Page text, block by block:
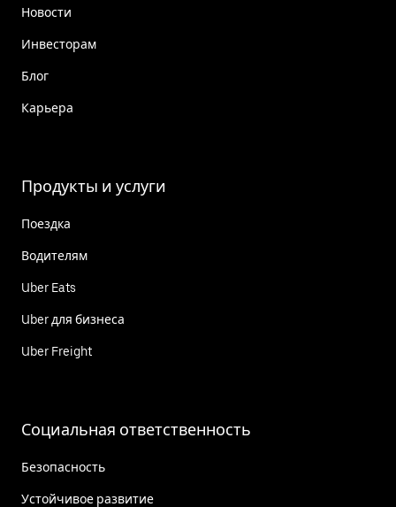
Новости
Инвесторам
Блог
Карьера
Продукты и услуги
Поездка
Водителям
Uber Eats
Uber для бизнеса
Uber Freight
Социальная ответственность
Безопасность
Устойчивое развитие